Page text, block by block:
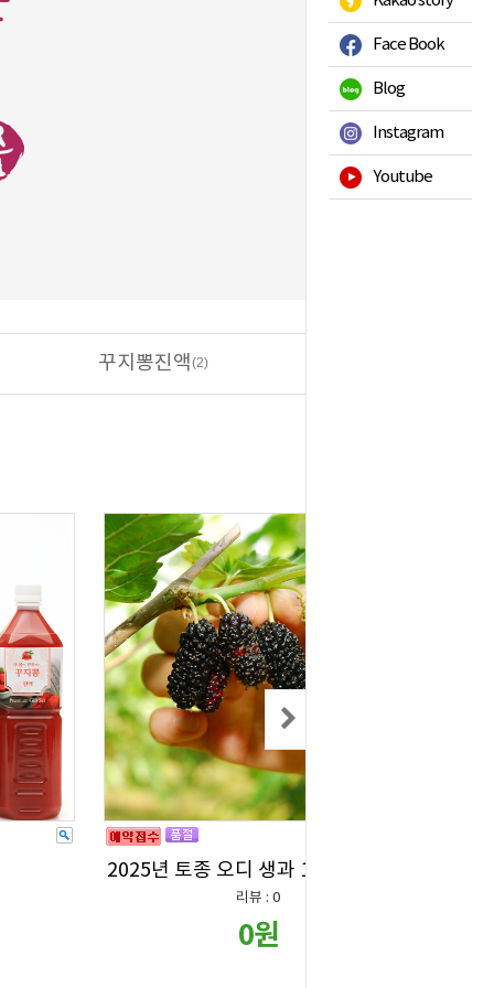
Face Book
Blog
Instagram
Youtube
꾸지뽕진액(2)
2025년 토종 오디 생과 10kg-사은품
리뷰 : 0
0원